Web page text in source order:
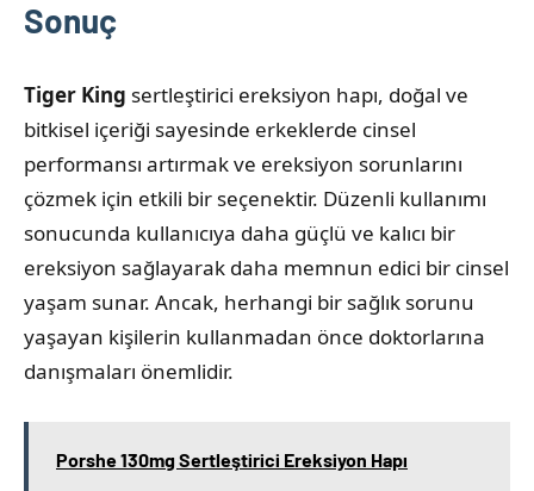
Sonuç
Tiger King sertleştirici ereksiyon hapı, doğal ve
bitkisel içeriği sayesinde erkeklerde cinsel
performansı artırmak ve ereksiyon sorunlarını
çözmek için etkili bir seçenektir. Düzenli kullanımı
sonucunda kullanıcıya daha güçlü ve kalıcı bir
ereksiyon sağlayarak daha memnun edici bir cinsel
yaşam sunar. Ancak, herhangi bir sağlık sorunu
yaşayan kişilerin kullanmadan önce doktorlarına
danışmaları önemlidir.
Porshe 130mg Sertleştirici Ereksiyon Hapı